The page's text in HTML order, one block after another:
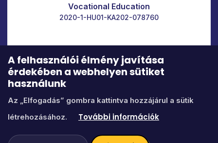
Vocational Education
2020-1-HU01-KA202-078760
Ikonok afontawesome.comweboldalról
A felhasználói élmény javítása
érdekében a webhelyen sütiket
használunk
Az „Elfogadás” gombra kattintva hozzájárul a sütik
létrehozásához.
További információk